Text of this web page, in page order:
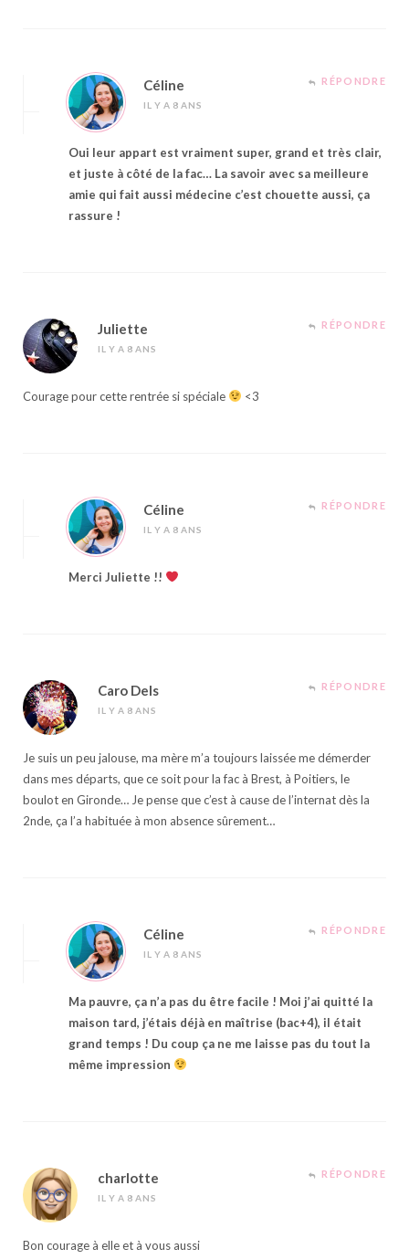
Céline
IL Y A 8 ANS
RÉPONDRE
Oui leur appart est vraiment super, grand et très clair,
et juste à côté de la fac… La savoir avec sa meilleure
amie qui fait aussi médecine c’est chouette aussi, ça
rassure !
Juliette
IL Y A 8 ANS
RÉPONDRE
Courage pour cette rentrée si spéciale <3
Céline
IL Y A 8 ANS
RÉPONDRE
Merci Juliette !!
Caro Dels
IL Y A 8 ANS
RÉPONDRE
Je suis un peu jalouse, ma mère m’a toujours laissée me démerder
dans mes départs, que ce soit pour la fac à Brest, à Poitiers, le
boulot en Gironde… Je pense que c’est à cause de l’internat dès la
2nde, ça l’a habituée à mon absence sûrement…
Céline
IL Y A 8 ANS
RÉPONDRE
Ma pauvre, ça n’a pas du être facile ! Moi j’ai quitté la
maison tard, j’étais déjà en maîtrise (bac+4), il était
grand temps ! Du coup ça ne me laisse pas du tout la
même impression
charlotte
IL Y A 8 ANS
RÉPONDRE
Bon courage à elle et à vous aussi